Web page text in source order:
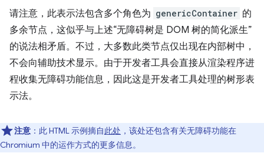
请注意，此表示法包含多个角色为 genericContainer 的
多余节点，这似乎与上述“无障碍树是 DOM 树的简化派生”
的说法相矛盾。不过，大多数此类节点仅出现在内部树中，
不会向辅助技术显示。由于开发者工具会直接从渲染程序进
程收集无障碍功能信息，因此这是开发者工具处理的树形表
示法。
注意 ：此 HTML 示例摘自此处 ，该处还包含有关无障碍功能在
Chromium 中的运作方式的更多信息。